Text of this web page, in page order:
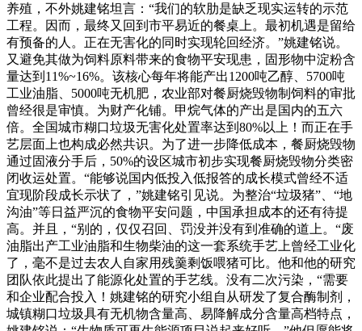
养殖，不外姚建铭坦言：“我们的软肋是缺乏现实运转的示范
工程。因而，最终又回到市平易近的餐桌上。最初机遇是留给
有预备的人。正在无害化的同时实现轮回经济。”姚建铭说。
又避免其做为饲料原料带来的食物平安现患，固形物中淀粉含
量达到11%~16%。该核心每年将能产出1200吨乙醇、5700吨
工业油脂、5000吨无机肥，农业部对餐厨烧毁物制饲料的审批
曾经很是审慎。为财产化铺。甲烷气体的产出是国内的五六
倍。全国城市糊口垃圾无害化处置率达到80%以上！而正在手
艺层面上也构成必然共识。为了进一步降低成本，餐厨烧毁物
通过固液分手后，50%的设区城市初步实现餐厨烧毁物分类密
闭收运处置。“能够说国内低投入低报答的成长模式曾经不适
宜现阶段成长示状了，”姚建铭引见说。为整治“垃圾猪”、“地
沟油”等日益严沉的食物平安问题，中国承担成本的还有待提
高。并且，“别的，仅仅召回、罚没并没有到准确的道上。“废
油脂出产工业油脂和生物柴油的这一套系统手艺上曾经工业化
了，毫不是过去农人自家用残羹剩饭喂猪可比。他和他的研究
团队依此提出了能源化处置的手艺线。没有二次污染，“需要
和企业配合投入！姚建铭的研究小组自从研发了复合酶制剂，
城镇糊口垃圾具有无机物含量高、易降解成分含量高档特点，